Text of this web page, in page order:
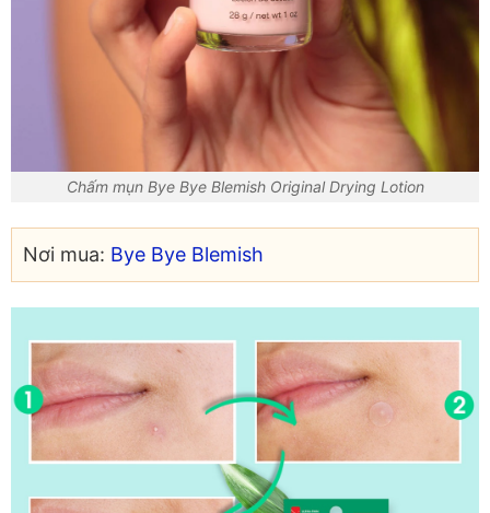
Chấm mụn Bye Bye Blemish Original Drying Lotion
Nơi mua: Bye Bye Blemish